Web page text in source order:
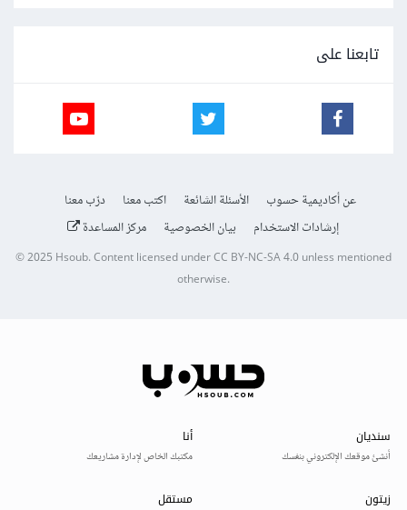
تابعنا على
عن أكاديمية حسوب الأسئلة الشائعة اكتب معنا
درّب معنا
إرشادات الاستخدام
بيان الخصوصية مركز المساعدة
© 2025Hsoub.Content licensed underCC BY-NC-SA 4.0unless mentioned
otherwise.